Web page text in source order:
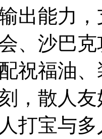
出能力
、沙巴
祝福油
，散人
打宝与